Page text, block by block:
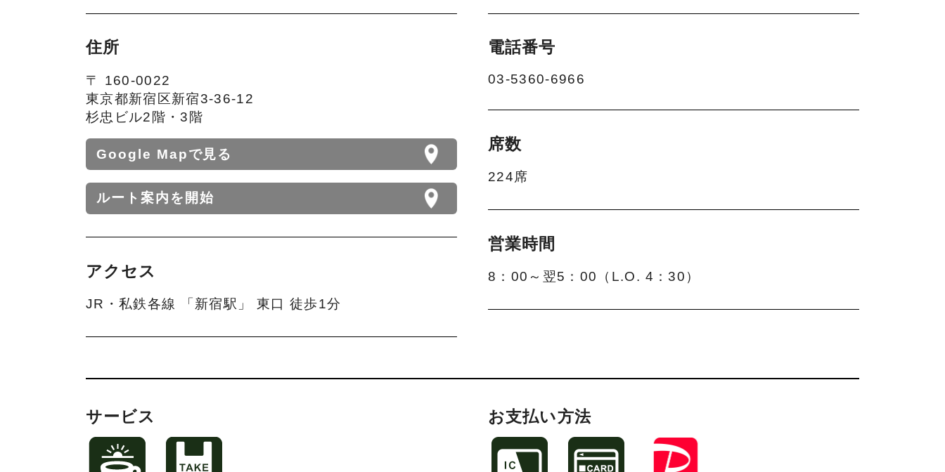
住所
〒 160-0022
東京都新宿区新宿3-36-12
杉忠ビル2階・3階
Google Mapで見る
ルート案内を開始
アクセス
JR・私鉄各線 「新宿駅」 東口 徒歩1分
電話番号
03-5360-6966
席数
224席
営業時間
8：00～翌5：00（L.O. 4：30）
サービス お支払い方法